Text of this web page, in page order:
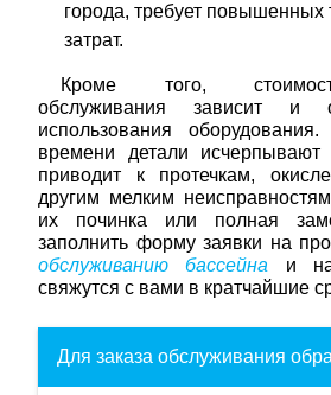
города, требует повышенных
затрат.
Кроме того, стоимость сервисного
обслуживания зависит и
использования
времени детали исчерпывают
приводит к протечкам,
другим мелким
их починка или полная
заполнить форму заявки на
обслуживанию бассейна и
свяжутся с вами в кратчайшие
Для заказа обслуживания